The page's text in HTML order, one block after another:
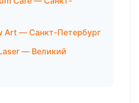
Art — Санкт-Петербург
— Великий